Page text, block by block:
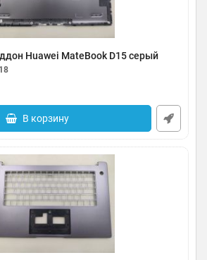
Huawei MateBook D15 серый
В корзину